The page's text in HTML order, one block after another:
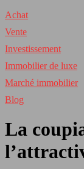
Achat
Vente
Investissement
Immobilier de luxe
Marché immobilier
Blog
La